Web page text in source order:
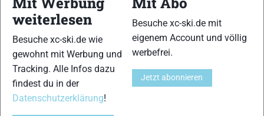
39
41
weiterlesen
Besuche xc-ski.de wie
gewohnt mit Werbung und
Tracking. Alle Infos dazu
findest du in der
Datenschutzerklärung!
Besuche xc-ski.de mit
eigenem Account und völlig
werbefrei.
Jetzt abonnieren